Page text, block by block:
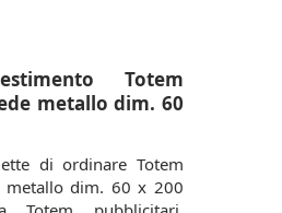
Totem
metallo dim. 60
di ordinare Totem
metallo dim. 60 x 200